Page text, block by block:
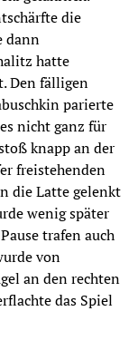
die
dann
hatte
Den fälligen
parierte
nicht ganz für
knapp an der
freistehenden
die Latte gelenkt
wenig später
trafen auch
von
an den rechten
das Spiel